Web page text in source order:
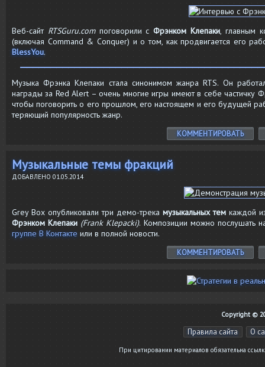
Веб-сайт RTSGuru.comпоговорили сФрэнком Клепаки, главным
(включая Command & Conquer) и о том, как продвигается его
BlessYou.
Музыка Фрэнка Клепаки стала синонимом жанра RTS. Он
награды за Red Alert – очень многие игры имеют в себе частичку
чтобы поговорить о его прошлом, его настоящем и его будущей
теряющий популярность жанр.
КОММЕНТИРОВАТЬ
Музыкальные темы фракций
ДОБАВЛЕНО 01.05.2014
Grey Box опубликовали три демо-трека музыкальных темкаждой
Фрэнком Клепаки (Frank Klepacki). Композиции можно послушать
группе В Контакте или в полной новости.
КОММЕНТИРОВАТЬ
Copyright ©
Правила сайта О
При цитировании материалов обязательна